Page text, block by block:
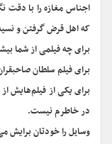
اجناس مغازه را با دقت
که اهل قرض گرفتن و
برای چه فیلمی از شما
برای یکی از فیلم‌هایش
در خاطرم نیست.
وسایل را خودتان برایش